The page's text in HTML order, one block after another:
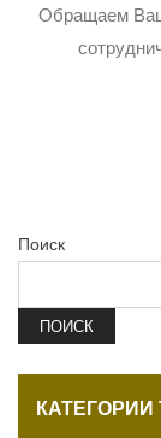
Обращаем
Поиск
ПОИСК